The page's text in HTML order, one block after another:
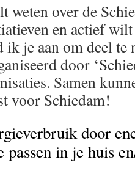
weten over de
en actief
ik je aan om deel te
door
Samen
voor Schiedam!
door
passen in je huis